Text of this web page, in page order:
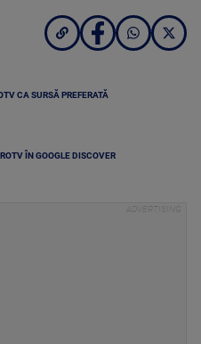
CA SURSĂ PREFERATĂ
ÎN GOOGLE DISCOVER